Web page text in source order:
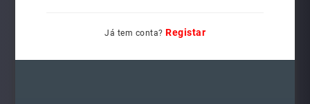
Já tem conta? Registar